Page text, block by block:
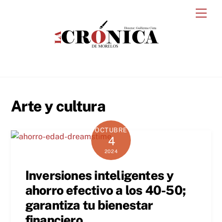
Arte y cultura
OCTUBRE
4
2024
Inversiones inteligentes y
ahorro efectivo a los 40-50;
garantiza tu bienestar